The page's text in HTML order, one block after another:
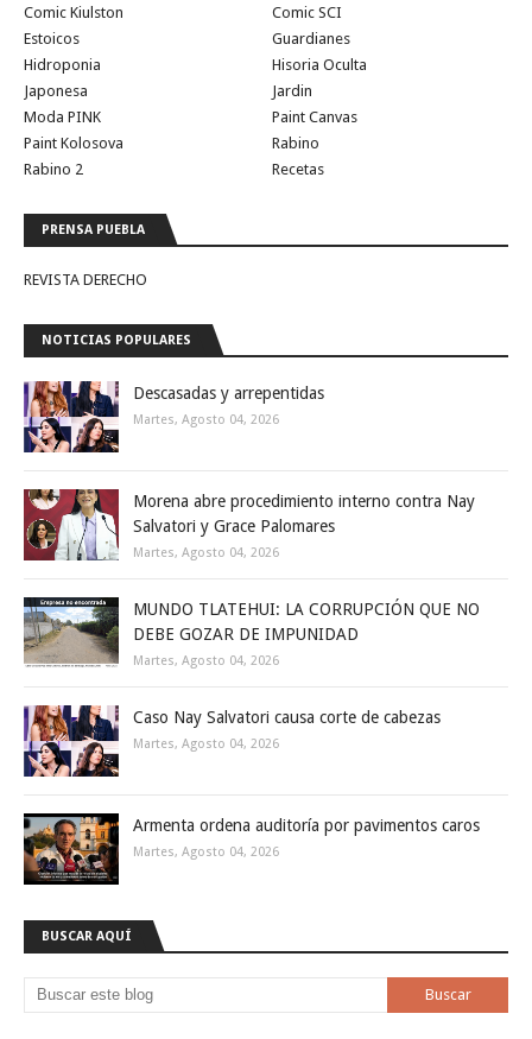
Comic Kiulston
Comic SCI
Estoicos
Guardianes
Hidroponia
Hisoria Oculta
Japonesa
Jardin
Moda PINK
Paint Canvas
Paint Kolosova
Rabino
Rabino 2
Recetas
PRENSA PUEBLA
REVISTA DERECHO
NOTICIAS POPULARES
Descasadas y arrepentidas
Martes, Agosto 04, 2026
Morena abre procedimiento interno contra Nay
Salvatori y Grace Palomares
Martes, Agosto 04, 2026
MUNDO TLATEHUI: LA CORRUPCIÓN QUE NO
DEBE GOZAR DE IMPUNIDAD
Martes, Agosto 04, 2026
Caso Nay Salvatori causa corte de cabezas
Martes, Agosto 04, 2026
Armenta ordena auditoría por pavimentos caros
Martes, Agosto 04, 2026
BUSCAR AQUÍ